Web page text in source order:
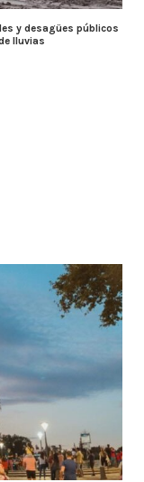
y desagües públicos
lluvias